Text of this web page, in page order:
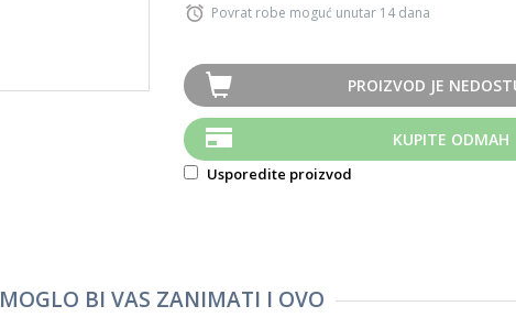
Povrat robe moguć unutar 14 dana
PROIZVOD JE
KUPITE ODMAH
Usporedite proizvod
MOGLO BI VAS ZANIMATI I OVO